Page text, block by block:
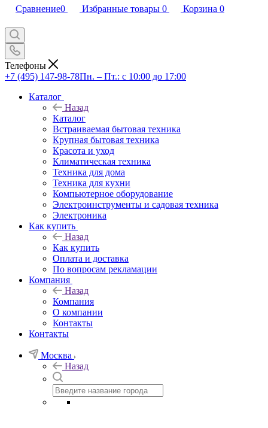
Сравнение0 Избранные товары 0 Корзина 0
Телефоны
+7 (495) 147-98-78Пн. – Пт.: с 10:00 до 17:00
Каталог
Назад
Каталог
Встраиваемая бытовая техника
Крупная бытовая техника
Красота и уход
Климатическая техника
Техника для дома
Техника для кухни
Компьютерное оборудование
Электроинструменты и садовая техника
Электроника
Как купить
Назад
Как купить
Оплата и доставка
По вопросам рекламации
Компания
Назад
Компания
О компании
Контакты
Контакты
Москва
Назад